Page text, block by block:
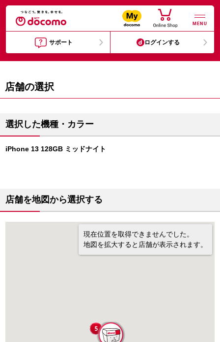
MENU
サポート ログインする
店舗の選択
選択した機種・カラー
iPhone 13 128GB ミッドナイト
店舗を地図から選択する
現在位置を取得できませんでした。
地図を拡大すると店舗が表示されます。